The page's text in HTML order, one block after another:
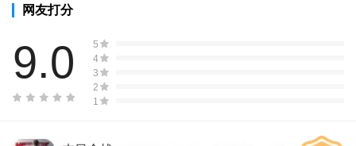
网友打分
9.0
5
4
3
2
1